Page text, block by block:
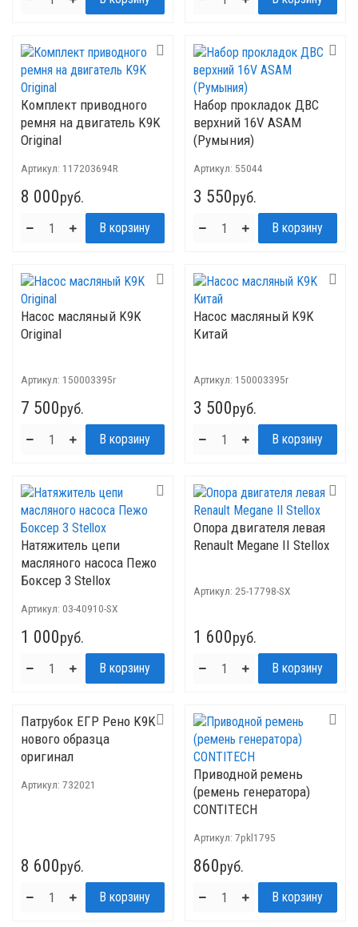
Комплект приводного
ремня на двигатель K9K
Original
Артикул: 117203694R
8 000руб.
Набор прокладок ДВС
верхний 16V ASAM
(Румыния)
Артикул: 55044
3 550руб.
Насос масляный K9K
Original
Артикул: 150003395r
7 500руб.
Насос масляный K9K
Китай
Артикул: 150003395r
3 500руб.
Натяжитель цепи
масляного насоса Пежо
Боксер 3 Stellox
Артикул: 03-40910-SX
1 000руб.
Опора двигателя левая
Renault Megane II Stellox
Артикул: 25-17798-SX
1 600руб.
Патрубок ЕГР Рено K9K
нового образца
оригинал
Артикул: 732021
8 600руб.
Приводной ремень
(ремень генератора)
CONTITECH
Артикул: 7pkl1795
860руб.